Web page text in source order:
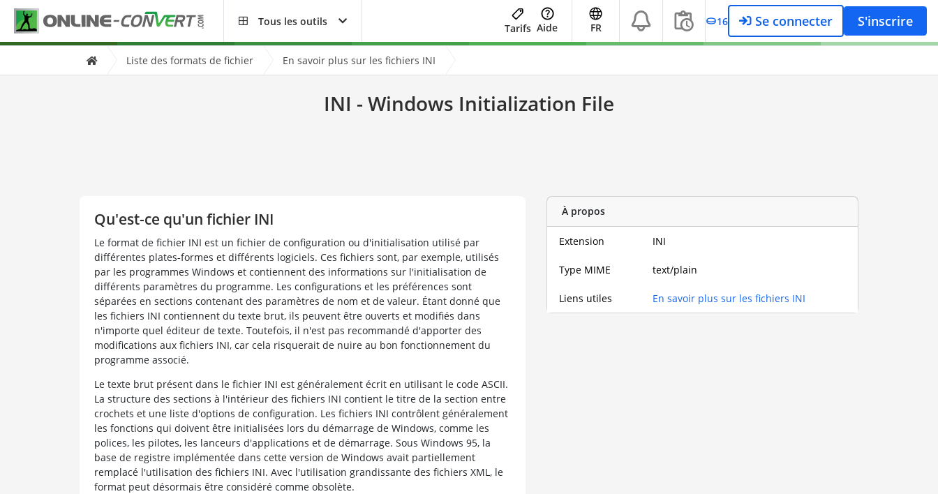
Tous les outils
Tarifs Aide FR 16 Se connecter S'inscrire
Liste des formats de fichier En savoir plus sur les fichiers INI
INI - Windows Initialization File
Qu'est-ce qu'un fichier INI
Le format de fichier INI est un fichier de configuration ou d'initialisation utilisé par
différentes plates-formes et différents logiciels. Ces fichiers sont, par exemple, utilisés
par les programmes Windows et contiennent des informations sur l'initialisation de
différents paramètres du programme. Les configurations et les préférences sont
séparées en sections contenant des paramètres de nom et de valeur. Étant donné que
les fichiers INI contiennent du texte brut, ils peuvent être ouverts et modifiés dans
n'importe quel éditeur de texte. Toutefois, il n'est pas recommandé d'apporter des
modifications aux fichiers INI, car cela risquerait de nuire au bon fonctionnement du
programme associé.
Le texte brut présent dans le fichier INI est généralement écrit en utilisant le code ASCII.
La structure des sections à l'intérieur des fichiers INI contient le titre de la section entre
crochets et une liste d'options de configuration. Les fichiers INI contrôlent généralement
les fonctions qui doivent être initialisées lors du démarrage de Windows, comme les
polices, les pilotes, les lanceurs d'applications et de démarrage. Sous Windows 95, la
base de registre implémentée dans cette version de Windows avait partiellement
remplacé l'utilisation des fichiers INI. Avec l'utilisation grandissante des fichiers XML, le
format peut désormais être considéré comme obsolète.
À propos
Extension INI
Type MIME text/plain
Liens utiles En savoir plus sur les fichiers INI